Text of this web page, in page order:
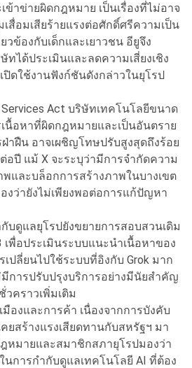
าข่ายผิดกฎหมาย เป็นเรื่องที่ไม่อาจ
สื่อมเสียร้ายแรงต่อศักดิ์ศรีความเป็น
วข้องกับเด็กและเยาวชน อียูจึง
ทได้ประเมินและลดความเสี่ยงเชิง
ปิดใช้งานฟังก์ชันดังกล่าวในยุโรป
Act บริษัทเทคโนโลยีขนาด
นื้อหาที่ผิดกฎหมายและเป็นอันตราย
าฝืน อาจเผชิญโทษปรับสูงสุดถึงร้อย
อปี แม้ X จะระบุว่ามีการจำกัดความ
และบล็อกการสร้างภาพในบางเขต
งว่ายังไม่เพียงพอต่อการแก้ปัญหา
บดูแลยุโรปยังขยายการสอบสวนเดิม
เพื่อประเมินระบบแนะนำเนื้อหาของ
ปลี่ยนไปใช้ระบบที่อิงกับ Grok มาก
การปรับปรุงบริการอย่างมีนัยสำคัญ
คราวเพิ่มเติม
องและการค้า เนื่องจากการบังคับ
ยสร้างแรงเสียดทานกับสหรัฐฯ มา
หมายและสมาชิกสภายุโรปมองว่า
การกำกับดูแลเทคโนโลยี AI ที่ต้อง